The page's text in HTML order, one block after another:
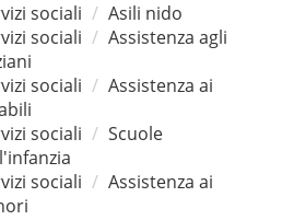
sociali
Asili nido
sociali
Assistenza agli
sociali
Assistenza ai
sociali
Scuole
sociali
Assistenza ai